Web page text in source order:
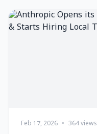
Feb 17, 2026 • 364 views